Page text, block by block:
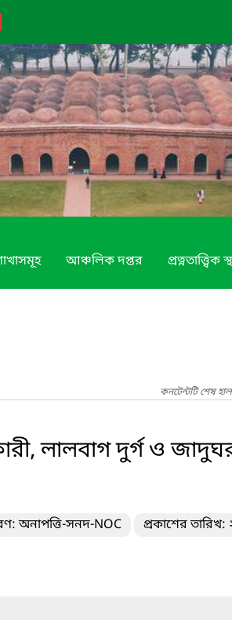
আঞ্চলিক দপ্তর প্রত্নতাত্ত্বিক
কনটেন্টটি শেষ
লালবাগ দুর্গ ও
অনাপত্তি-সনদ-NOC প্রকাশের